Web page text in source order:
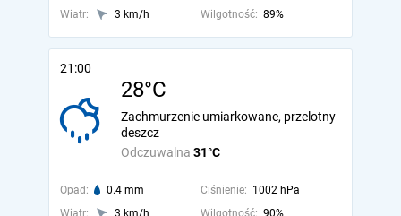
Wiatr:
3 km/h Wilgotność: 89%
21:00
28°C
Odczuwalna 31°C
Zachmurzenie umiarkowane, przelotny
deszcz
Opad: 0.4 mm Ciśnienie: 1002 hPa
Wiatr:
3 km/h Wilgotność: 90%